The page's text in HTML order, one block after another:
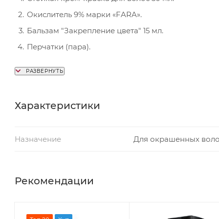
Окислитель 9% марки «FARA».
Бальзам "Закрепление цвета" 15 мл.
Перчатки (пара).
Характеристики
Назначение Для окрашенных
Рекомендации